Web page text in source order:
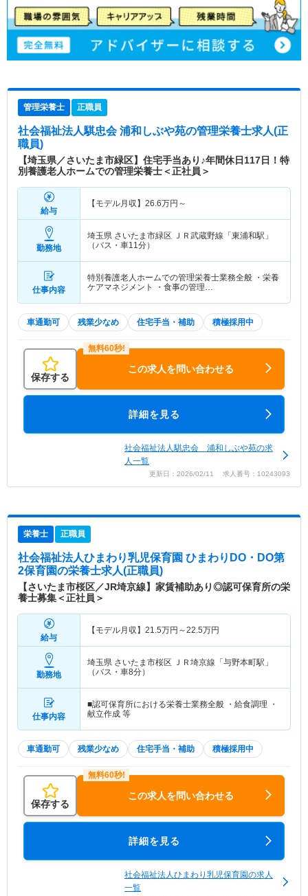
管理栄養士 正職員
社会福祉法人騏忠会 浦和しぶや苑の管理栄養士求人(正
職員)
【埼玉県／さいたま市緑区】住宅手当あり♪年間休日117日！特
別養護老人ホームでの管理栄養士＜正社員＞
給与
【モデル月収】 26.6万円～
勤務地
埼玉県 さいたま市緑区 ＪＲ武蔵野線「東浦和駅」
（バス・車11分）
仕事内容
特別養護老人ホームでの管理栄養士業務全般 ・栄養
ケアマネジメント ・食事の管理…
車通勤可 残業少なめ 住宅手当・補助 積極採用中
保存する
この求人を問い合わせる
詳細を見る
社会福祉法人騏忠会 浦和しぶや苑の求
人一覧
更新日：2026/02/11 求人番号：10243093
栄養士 正職員
社会福祉法人ひまわり乳児保育園 ひまわりDO・DO第
2保育園の栄養士求人(正職員)
【さいたま市桜区／JR埼京線】家賃補助あり◎認可保育所の栄
養士募集＜正社員＞
給与
【モデル月収】 21.5万円～22.5万円
勤務地
埼玉県 さいたま市桜区 ＪＲ埼京線「与野本町駅」
（バス・車8分）
仕事内容
■認可保育所における栄養士業務全般 ・給食調理 ・
献立作成 等
車通勤可 残業少なめ 住宅手当・補助 積極採用中
保存する
この求人を問い合わせる
詳細を見る
社会福祉法人ひまわり乳児保育園の求人
一覧